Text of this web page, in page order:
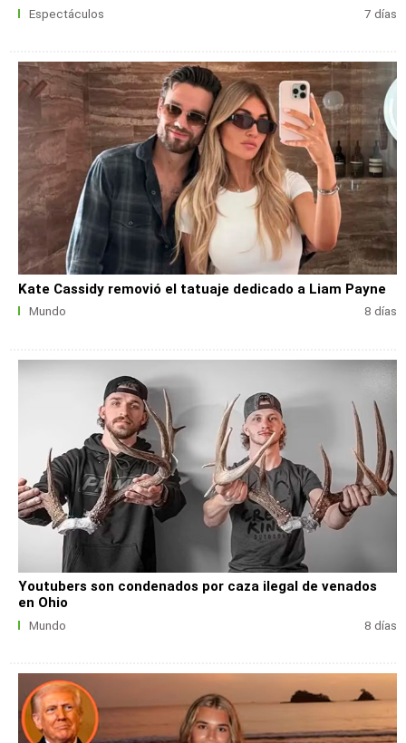
Espectáculos 7 días
Kate Cassidy removió el tatuaje dedicado a Liam Payne
Mundo 8 días
Youtubers son condenados por caza ilegal de venados
en Ohio
Mundo 8 días